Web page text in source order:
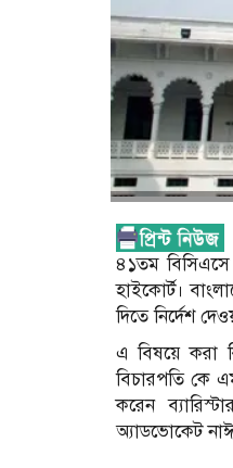
৪১তম বিসিএসে
হাইকোর্ট।
দিতে নির্দেশ
এ বিষয়ে করা
বিচারপতি কে
করেন
অ্যাডভোকেট